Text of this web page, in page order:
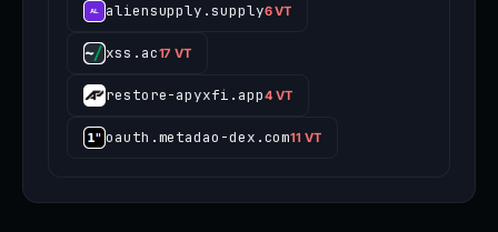
aliensupply.supply6 VT
xss.ac17 VT
restore-apyxfi.app4 VT
oauth.metadao-dex.com11 VT